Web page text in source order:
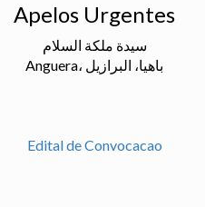
Apelos Urgentes
سيدة ملكة السلام
Anguera، باهيا، البرازيل
Edital de Convocacao